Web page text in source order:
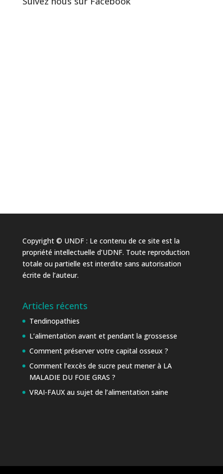
Copyright © UNDF : Le contenu de ce site est la
propriété intellectuelle d’UDNF. Toute reproduction
totale ou partielle est interdite sans autorisation
écrite de l’auteur.
Articles récents
Tendinopathies
L’alimentation avant et pendant la grossesse
Comment préserver votre capital osseux ?
Comment l’excès de sucre peut mener à LA
MALADIE DU FOIE GRAS ?
VRAI-FAUX au sujet de l’alimentation saine